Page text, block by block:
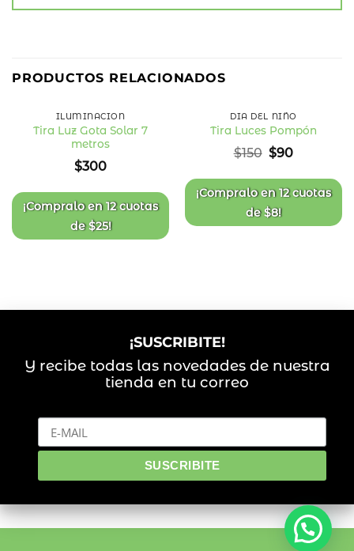
PRODUCTOS RELACIONADOS
ILUMINACIÓN
Tira Luz Gota Solar 7
metros
$300
¡Compralo en12 cuotas
de$25!
de
deseos
DÍA DEL NIÑO
Tira Luces Pompón
$150 El
original
era:
$150.
$90El
actual
es:
¡Compralo en12 cuotas
de$8!
¡SUSCRIBITE!
Y recibe todas las novedades de nuestra
tienda en tu correo